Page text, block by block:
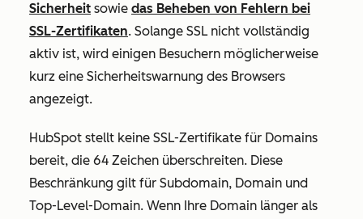
Sicherheit sowie das Beheben von Fehlern bei
SSL-Zertifikaten. Solange SSL nicht vollständig
aktiv ist, wird einigen Besuchern möglicherweise
kurz eine Sicherheitswarnung des Browsers
angezeigt.
HubSpot stellt keine SSL-Zertifikate für Domains
bereit, die 64 Zeichen überschreiten. Diese
Beschränkung gilt für Subdomain, Domain und
Top-Level-Domain. Wenn Ihre Domain länger als